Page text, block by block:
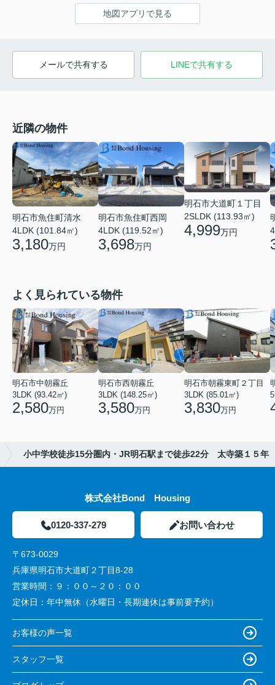
地図アプリで見る
メールで共有する LINEで共有する
近隣の物件
明石市魚住町清水
4LDK (101.84㎡)
3,180万円
明石市魚住町西岡
4LDK (119.52㎡)
3,698万円
明石市大道町１丁目
2SLDK (113.93㎡)
4,999万円
よく見られている物件
明石市中朝霧丘
3LDK (93.42㎡)
2,580万円
明石市西朝霧丘
3LDK (148.25㎡)
3,580万円
明石市朝霧東町２丁目
3LDK (85.01㎡)
3,830万円
小中学校徒歩15分圏内・JR明石駅まで徒歩22分 太寺築１５年
株式会社Bond Housing
0120-337-279 お問い合わせ
〒673-0029
兵庫県明石市大道町２丁目8-28
営業時間： ９：００～２０：００
定休日： 年中無休（水曜日・長期連休は事前要予約）
お客様の声一覧
スタッフ一覧